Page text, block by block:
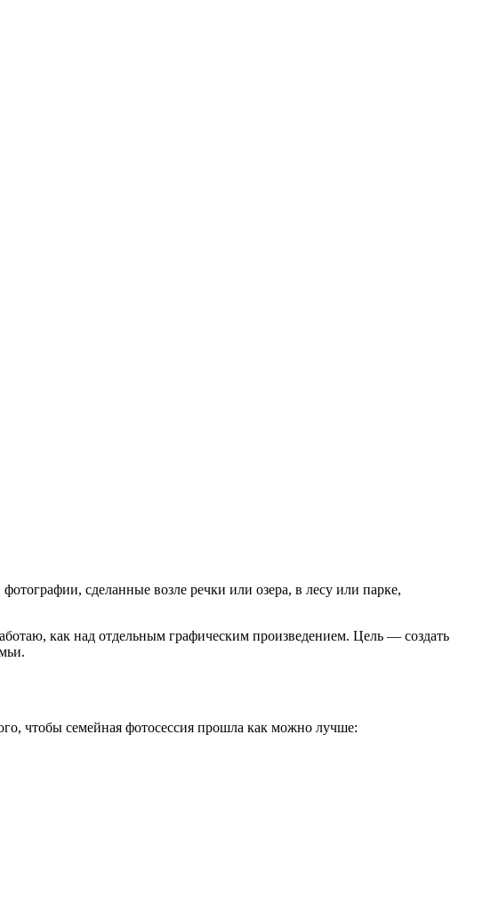
сделанные возле речки или озера, в лесу или парке,
как над отдельным графическим произведением. Цель — создать
чтобы семейная фотосессия прошла как можно лучше: